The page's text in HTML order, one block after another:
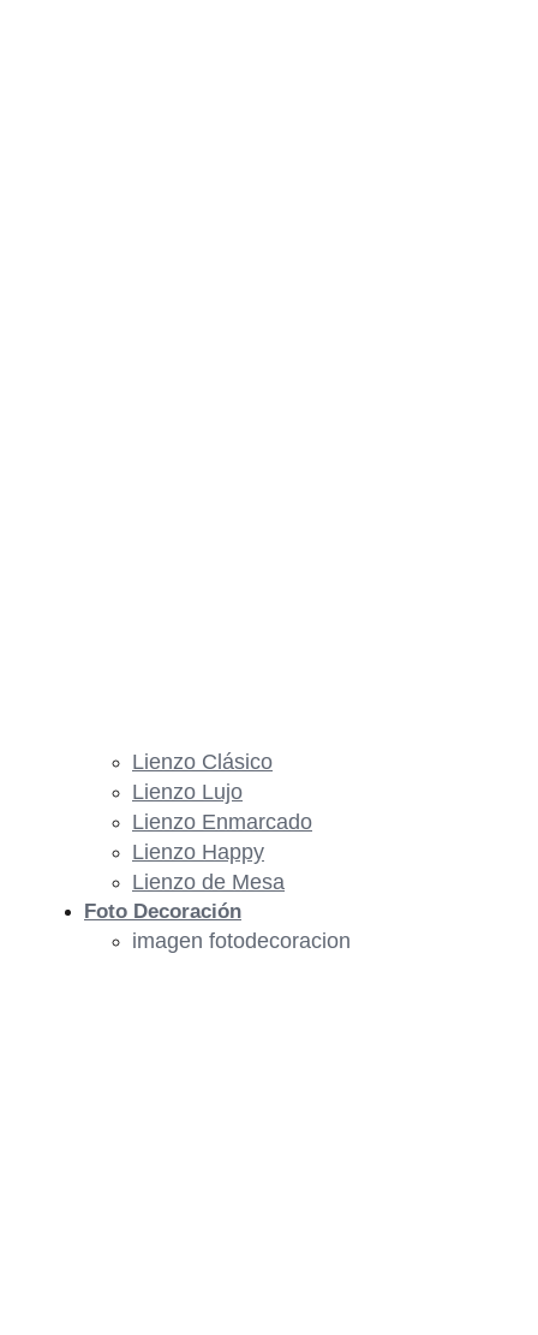
Lienzo Clásico
Lienzo Lujo
Lienzo Enmarcado
Lienzo Happy
Lienzo de Mesa
Foto Decoración
imagen fotodecoracion